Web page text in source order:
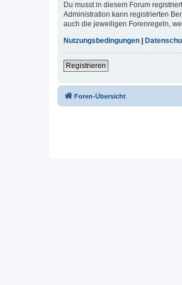
Du musst in diesem Forum
Administration kann registrierten
auch die jeweiligen Forenregeln,
Nutzungsbedingungen
Registrieren
Foren-Übersicht